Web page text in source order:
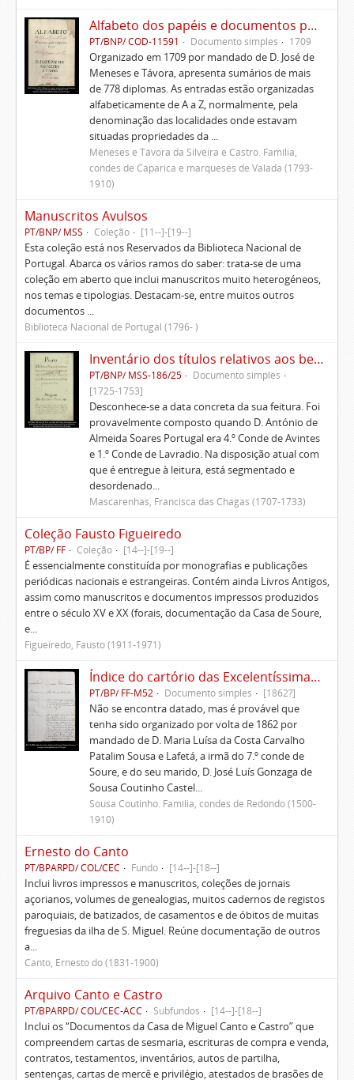
Alfabeto dos papéis e documentos pertencentes à Casa de D. José de Meneses e Távora
PT/BNP/ COD-11591 Documento simples 1709
Organizado em 1709 por mandado de D. José de
Meneses e Távora, apresenta sumários de mais
de 778 diplomas. As entradas estão organizadas
alfabeticamente de A a Z, normalmente, pela
denominação das localidades onde estavam
situadas propriedades da ...
Meneses e Távora da Silveira e Castro. Família,
condes de Caparica e marqueses de Valada (1793-
1910)
Manuscritos Avulsos
PT/BNP/ MSS Coleção [11--]-[19--]
Esta coleção está nos Reservados da Biblioteca Nacional de
Portugal. Abarca os vários ramos do saber: trata-se de uma
coleção em aberto que inclui manuscritos muito heterogéneos,
nos temas e tipologias. Destacam-se, entre muitos outros
documentos ...
Biblioteca Nacional de Portugal (1796- )
Inventário dos títulos relativos aos bens pertencentes aos Morgados administrados pelo Conde de Avintes
PT/BNP/ MSS-186/25
Documento simples
[1725-1753]
Desconhece-se a data concreta da sua feitura. Foi
provavelmente composto quando D. António de
Almeida Soares Portugal era 4.º Conde de Avintes
e 1.º Conde de Lavradio. Na disposição atual com
que é entregue à leitura, está segmentado e
desordenado...
Mascarenhas, Francisca das Chagas (1707-1733)
Coleção Fausto Figueiredo
PT/BP/ FF Coleção [14--]-[19--]
É essencialmente constituída por monografias e publicações
periódicas nacionais e estrangeiras. Contém ainda Livros Antigos,
assim como manuscritos e documentos impressos produzidos
entre o século XV e XX (forais, documentação da Casa de Soure,
e...
Figueiredo, Fausto (1911-1971)
Índice do cartório das Excelentíssimas Casas de Soure
PT/BP/ FF-M52 Documento simples [1862?]
Não se encontra datado, mas é provável que
tenha sido organizado por volta de 1862 por
mandado de D. Maria Luísa da Costa Carvalho
Patalim Sousa e Lafetá, a irmã do 7.º conde de
Soure, e do seu marido, D. José Luís Gonzaga de
Sousa Coutinho Castel...
Sousa Coutinho. Família, condes de Redondo (1500-
1910)
Ernesto do Canto
PT/BPARPD/ COL/CEC Fundo [14--]-[18--]
Inclui livros impressos e manuscritos, coleções de jornais
açorianos, volumes de genealogias, muitos cadernos de registos
paroquiais, de batizados, de casamentos e de óbitos de muitas
freguesias da ilha de S. Miguel. Reúne documentação de outros
a...
Canto, Ernesto do (1831-1900)
Arquivo Canto e Castro
PT/BPARPD/ COL/CEC-ACC Subfundos [14--]-[18--]
Inclui os “Documentos da Casa de Miguel Canto e Castro” que
compreendem cartas de sesmaria, escrituras de compra e venda,
contratos, testamentos, inventários, autos de partilha,
sentenças, cartas de mercê e privilégio, atestados de brasões de